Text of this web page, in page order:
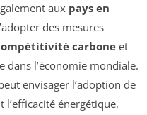
aux pays en
des mesures
carboneet
dans l’économie mondiale.
envisager l’adoption de
énergétique,